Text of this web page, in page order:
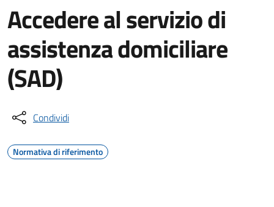
Accedere al servizio di
assistenza domiciliare
(SAD)
Condividi
Normativa di riferimento